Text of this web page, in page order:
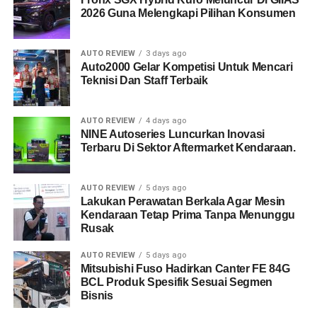
2026 Guna Melengkapi Pilihan Konsumen
AUTO REVIEW 3 days ago
Auto2000 Gelar Kompetisi Untuk Mencari
Teknisi Dan Staff Terbaik
AUTO REVIEW 4 days ago
NINE Autoseries Luncurkan Inovasi
Terbaru Di Sektor Aftermarket Kendaraan.
AUTO REVIEW 5 days ago
Lakukan Perawatan Berkala Agar Mesin
Kendaraan Tetap Prima Tanpa Menunggu
Rusak
AUTO REVIEW 5 days ago
Mitsubishi Fuso Hadirkan Canter FE 84G
BCL Produk Spesifik Sesuai Segmen
Bisnis